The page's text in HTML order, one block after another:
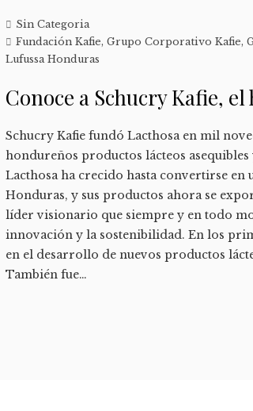
Sin Categoria
Fundación Kafie,Grupo Corporativo Kafie,
Lufussa Honduras
Conoce a Schucry Kafie,
Schucry Kafie fundó Lacthosa en mil
hondureños productos lácteos
Lacthosa ha crecido hasta convertirse en
Honduras, y sus productos ahora se
líder visionario que siempre y en todo
innovación y la sostenibilidad. En los
en el desarrollo de nuevos productos
También fue…